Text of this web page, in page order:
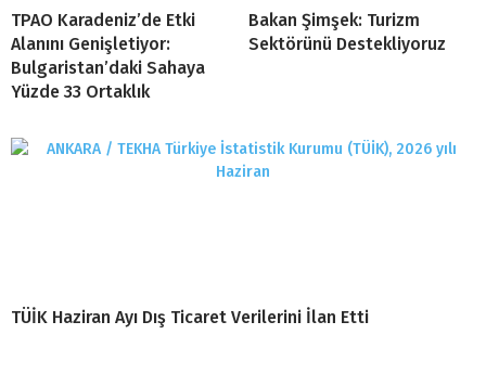
TPAO Karadeniz’de Etki
Alanını Genişletiyor:
Bulgaristan’daki Sahaya
Yüzde 33 Ortaklık
Bakan Şimşek: Turizm
Sektörünü Destekliyoruz
TÜİK Haziran Ayı Dış Ticaret Verilerini İlan Etti